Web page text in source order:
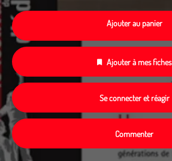
Ajouter au panier
Ajouter à mes fiches
Se connecter et réagir
Commenter